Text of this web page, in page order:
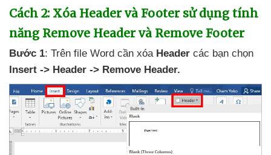
Cách 2: Xóa Headervà Footer sử dụng tính
năng Remove Headervà Remove Footer
Bước 1: Trên file Word cần xóa Header các bạn chọn
Insert -> Header -> Remove Header.